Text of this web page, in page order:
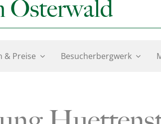
Osterwald
& Preise Besucherbergwerk